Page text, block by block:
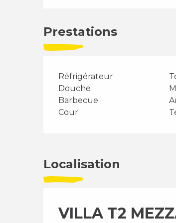
Prestations
Réfrigérateur
Douche
Barbecue
Cour
Localisation
VILLA T2